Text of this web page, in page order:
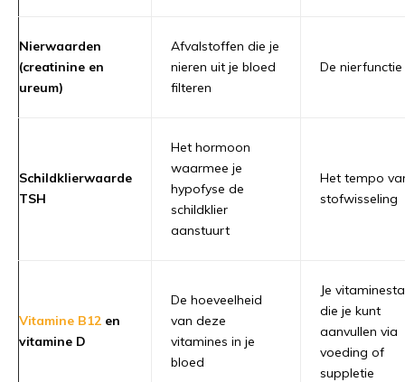
Nierwaarden
(creatinine en
ureum)
Afvalstoffen die je
nieren uit je bloed
filteren
De nierfunctie
Schildklierwaarde
TSH
Het hormoon
waarmee je
hypofyse de
schildklier
aanstuurt
Het tempo
stofwisseling
Vitamine B12 en
vitamine D
De hoeveelheid
van deze
vitamines in je
bloed
Je
die je kunt
aanvullen via
voeding of
suppletie